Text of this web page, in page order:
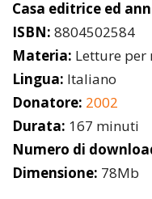
Casa editrice ed
ISBN: 8804502584
Materia: Letture per
Lingua: Italiano
Donatore: 2002
Durata: 167 minuti
Numero di
Dimensione: 78Mb